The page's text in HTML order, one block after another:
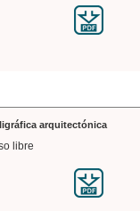
arquitectónica
libre